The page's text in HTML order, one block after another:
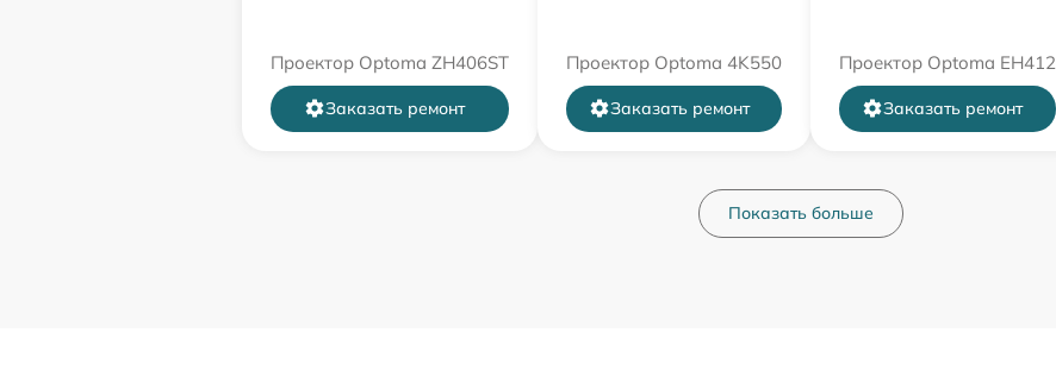
Проектор Optoma ZH406ST
Заказать ремонт
Проектор Optoma 4K550
Заказать ремонт
Проектор Optoma EH412
Заказать ремонт
Показать больше